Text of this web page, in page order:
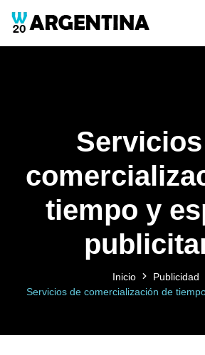
tiempo y
Inicio
Publicidad
Servicios de comercialización de